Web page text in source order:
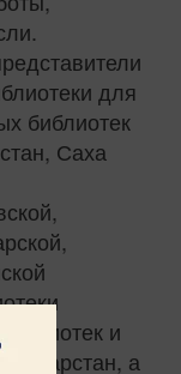
для
библиотек
Саха
и
Татарстан, а